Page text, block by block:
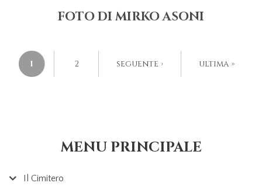
FOTO DI MIRKO ASONI
PAGINE
1 2 seguente › ultima »
MENU PRINCIPALE
Il Cimitero